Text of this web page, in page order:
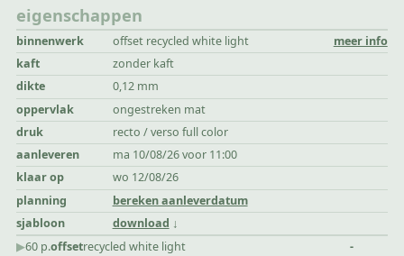
eigenschappen
binnenwerk offset recycled white light
meer info
kaft
zonder kaft
dikte
0,12 mm
oppervlak
ongestreken mat
druk
recto / verso full color
aanleveren
ma 10/08/26 voor 11:00
klaar op
wo 12/08/26
planning
bereken aanleverdatum
sjabloon
download
▶︎60 p.offsetrecycled white light -